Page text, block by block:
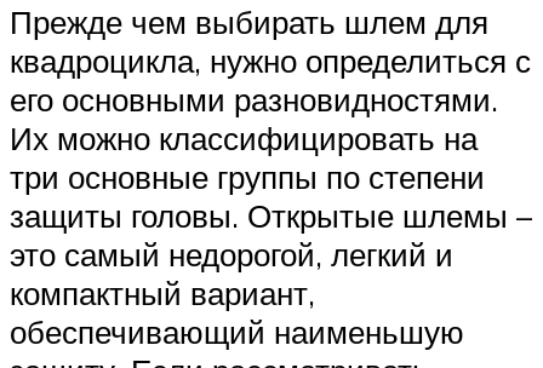
Прежде чем выбирать шлем для
квадроцикла, нужно определиться с
его основными разновидностями.
Их можно классифицировать на
три основные группы по степени
защиты головы. Открытые шлемы –
это самый недорогой, легкий и
компактный вариант,
обеспечивающий наименьшую